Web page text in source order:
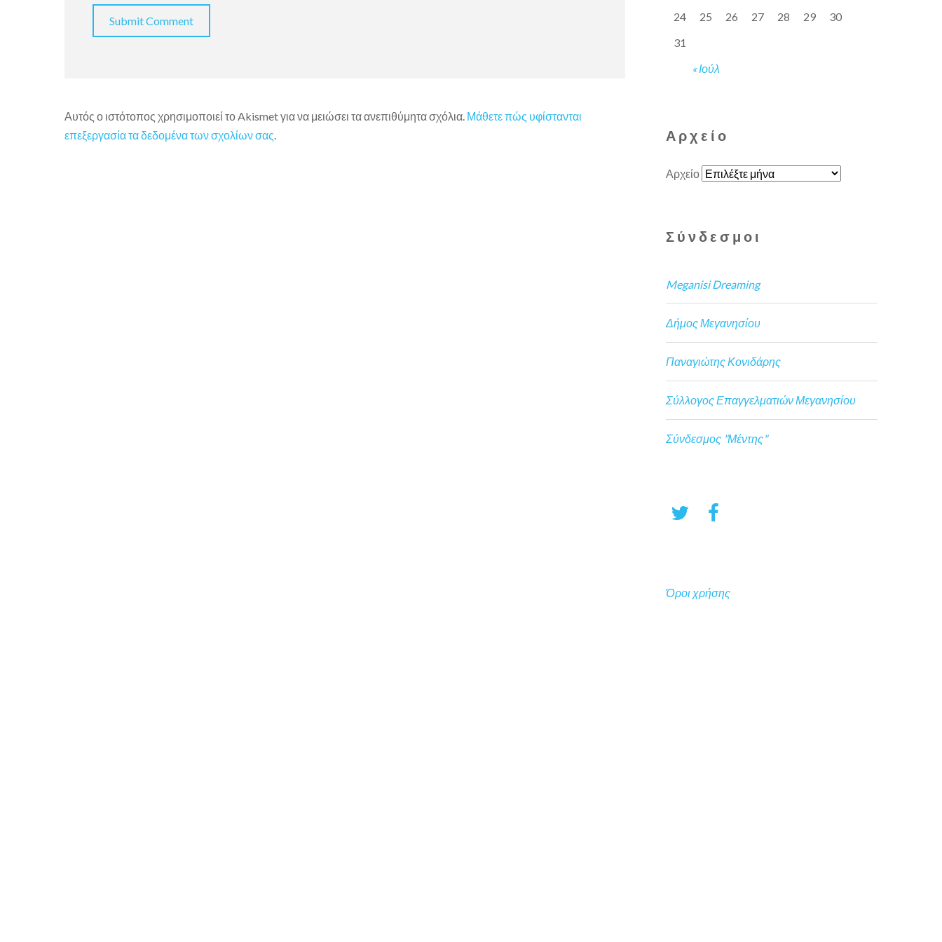
Αυτός ο ιστότοπος χρησιμοποιεί το Akismet για να μειώσει τα ανεπιθύμητα σχόλια. Μάθετε πώς υφίστανται
επεξεργασία τα δεδομένα των σχολίων σας.
« Ιούλ
24 25 26 27 28 29
30
31
Αρχείο
Αρχείο
Σύνδεσμοι
Meganisi Dreaming
Δήμος Μεγανησίου
Παναγιώτης Κονιδάρης
Σύλλογος Επαγγελματιών Μεγανησίου
Σύνδεσμος "Μέντης"
Όροι χρήσης